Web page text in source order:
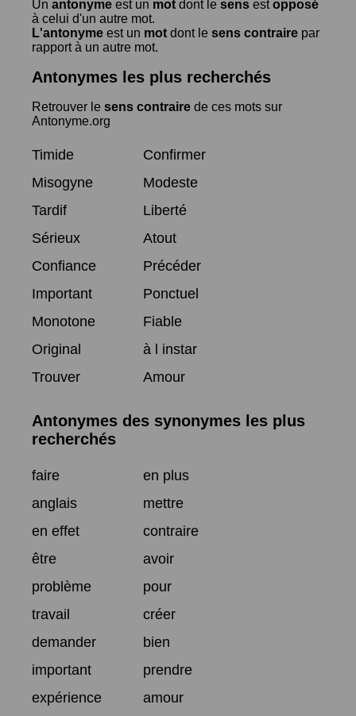
Un antonyme est un mot dont le sens estopposé
à celui d'un autre mot.
L'antonyme est un mot dont le sens contraire par
rapport à un autre mot.
Antonymes les plus recherchés
Retrouver le sens contraire de ces mots sur
Antonyme.org
Timide
Confirmer
Misogyne
Modeste
Tardif
Liberté
Sérieux
Atout
Confiance
Précéder
Important
Ponctuel
Monotone
Fiable
Original
à l instar
Trouver
Amour
Antonymes des synonymes les plus
recherchés
faire
en plus
anglais
mettre
en effet
contraire
être
avoir
problème
pour
travail
créer
demander
bien
important
prendre
expérience
amour